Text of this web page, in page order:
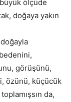
ölçüde
doğaya yakın
görüşünü,
özünü, küçücük
da,